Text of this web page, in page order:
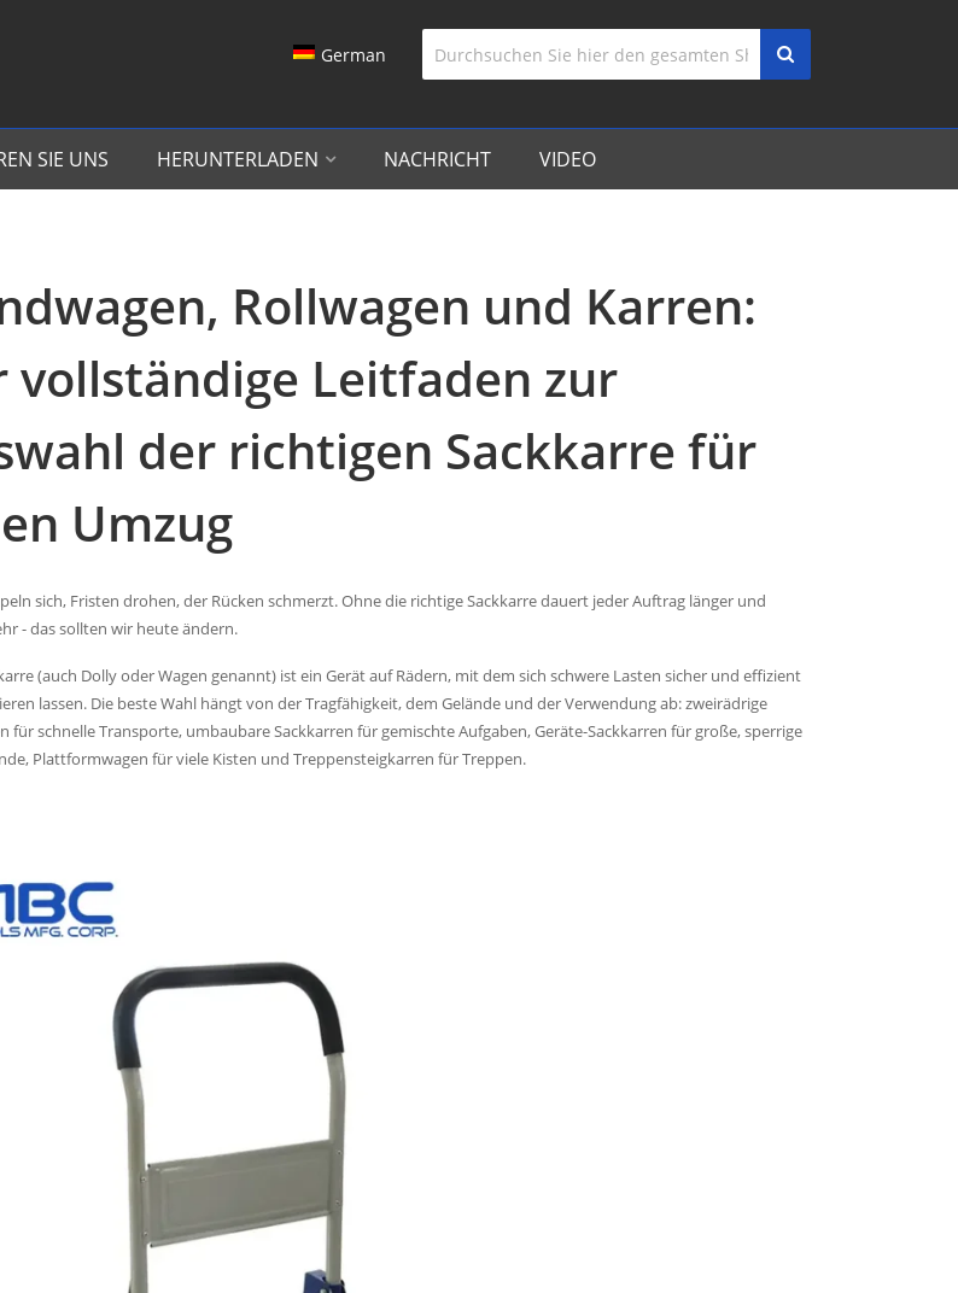
German
SIE UNS HERUNTERLADEN NACHRICHT VIDEO
Rollwagen und Karren:
vollständige Leitfaden zur
der richtigen Sackkarre für
Umzug
sich, Fristen drohen, der Rücken schmerzt. Ohne die richtige Sackkarre dauert jeder Auftrag länger und
- das sollten wir heute ändern.
(auch Dolly oder Wagen genannt) ist ein Gerät auf Rädern, mit dem sich schwere Lasten sicher und effizient
lassen. Die beste Wahl hängt von der Tragfähigkeit, dem Gelände und der Verwendung ab: zweirädrige
für schnelle Transporte, umbaubare Sackkarren für gemischte Aufgaben, Geräte-Sackkarren für große, sperrige
Plattformwagen für viele Kisten und Treppensteigkarren für Treppen.